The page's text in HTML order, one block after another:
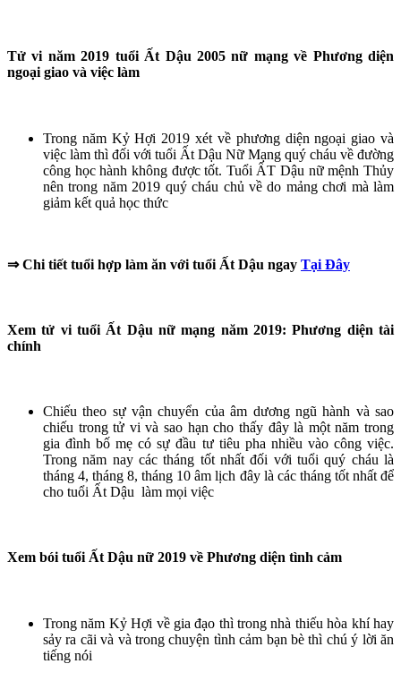
Tử vi năm 2019 tuổi Ất Dậu 2005 nữ mạng về Phương diện
ngoại giao và việc làm
Trong năm Kỷ Hợi 2019 xét về phương diện ngoại giao và
việc làm thì đối với tuổi Ất Dậu Nữ Mạng quý cháu về đường
công học hành không được tốt. Tuổi ẤT Dậu nữ mệnh Thủy
nên trong năm 2019 quý cháu chủ về do mảng chơi mà làm
giảm kết quả học thức
⇒Chi tiết tuổi hợp làm ăn với tuổi Ất Dậu ngay Tại Đây
Xem tử vi tuổi Ất Dậu nữ mạng năm 2019: Phương diện tài
chính
Chiếu theo sự vận chuyển của âm dương ngũ hành và sao
chiếu trong tử vi và sao hạn cho thấy đây là một năm trong
gia đình bố mẹ có sự đầu tư tiêu pha nhiều vào công việc.
Trong năm nay các tháng tốt nhất đối với tuổi quý cháu là
tháng 4, tháng 8, tháng 10 âm lịch đây là các tháng tốt nhất để
cho tuổi Ất Dậu làm mọi việc
Xem bói tuổi Ất Dậu nữ 2019 về Phương diện tình cảm
Trong năm Kỷ Hợi về gia đạo thì trong nhà thiếu hòa khí hay
sảy ra cãi và và trong chuyện tình cảm bạn bè thì chú ý lời ăn
tiếng nói